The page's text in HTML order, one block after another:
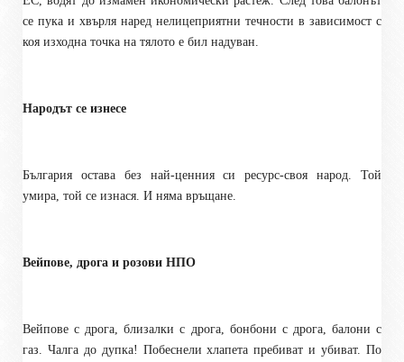
се пука и хвърля наред нелицеприятни течности в зависимост с
коя изходна точка на тялото е бил надуван.
Народът се изнесе
България остава без най-ценния си ресурс-своя народ. Той
умира, той се изнася. И няма връщане.
Вейпове, дрога и розови НПО
Вейпове с дрога, близалки с дрога, бонбони с дрога, балони с
газ. Чалга до дупка! Побеснели хлапета пребиват и убиват. По